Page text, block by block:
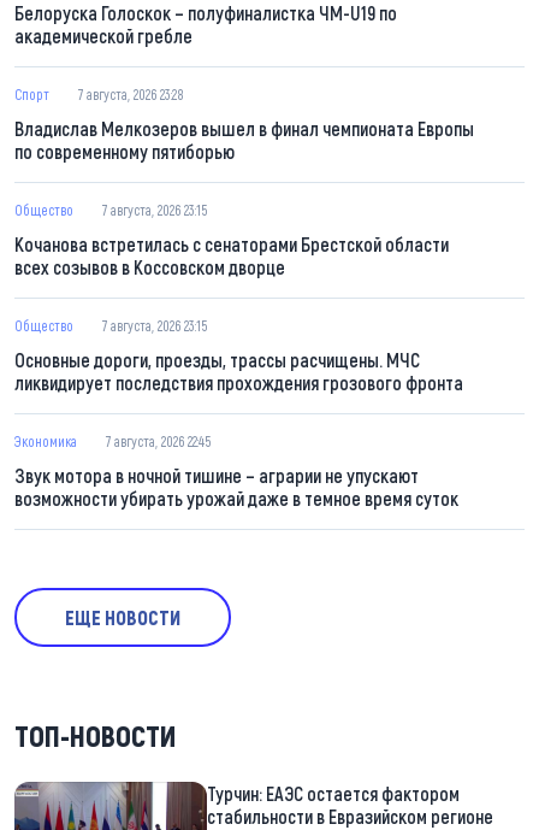
Белоруска Голоскок – полуфиналистка ЧМ-U19 по
академической гребле
Спорт 7 августа, 2026 23:28
Владислав Мелкозеров вышел в финал чемпионата Европы
по современному пятиборью
Общество 7 августа, 2026 23:15
Кочанова встретилась с сенаторами Брестской области
всех созывов в Коссовском дворце
Общество 7 августа, 2026 23:15
Основные дороги, проезды, трассы расчищены. МЧС
ликвидирует последствия прохождения грозового фронта
Экономика 7 августа, 2026 22:45
Звук мотора в ночной тишине – аграрии не упускают
возможности убирать урожай даже в темное время суток
ЕЩЕ НОВОСТИ
ТОП-НОВОСТИ
Турчин: ЕАЭС остается фактором
стабильности в Евразийском регионе